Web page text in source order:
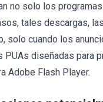
no solo los
tales descargas,
solo cuando los
diseñadas para
Adobe Flash Player.